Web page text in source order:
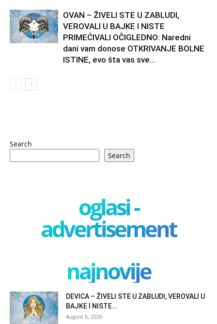
OVAN – ŽIVELI STE U ZABLUDI,
VEROVALI U BAJKE I NISTE
PRIMEĆIVALI OČIGLEDNO: Naredni
dani vam donose OTKRIVANJE BOLNE
ISTINE, evo šta vas sve...
Search
Search
oglasi -
advertisement
najnovije
DEVICA – ŽIVELI STE U ZABLUDI, VEROVALI U
BAJKE I NISTE...
August 6, 2026